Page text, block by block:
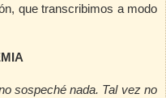
que transcribimos a modo
sospeché nada. Tal vez no